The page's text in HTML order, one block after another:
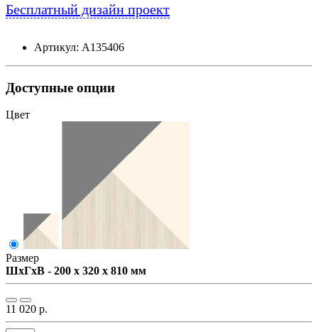
Бесплатный дизайн проект
Артикул: А135406
Доступные опции
Цвет
Размер
ШxГxВ - 200 x 320 x 810 мм
11 020 р.